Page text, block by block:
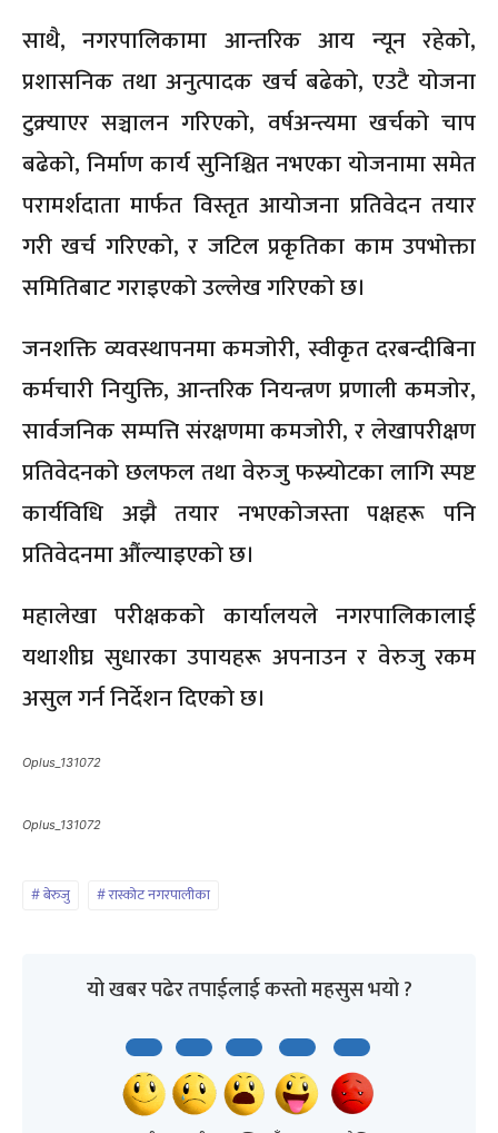
साथै, नगरपालिकामा आन्तरिक आय न्यून रहेको,
प्रशासनिक तथा अनुत्पादक खर्च बढेको, एउटै योजना
टुक्र्याएर सञ्चालन गरिएको, वर्षअन्त्यमा खर्चको चाप
बढेको, निर्माण कार्य सुनिश्चित नभएका योजनामा समेत
परामर्शदाता मार्फत विस्तृत आयोजना प्रतिवेदन तयार
गरी खर्च गरिएको, र जटिल प्रकृतिका काम उपभोक्ता
समितिबाट गराइएको उल्लेख गरिएको छ।
जनशक्ति व्यवस्थापनमा कमजोरी, स्वीकृत दरबन्दीबिना
कर्मचारी नियुक्ति, आन्तरिक नियन्त्रण प्रणाली कमजोर,
सार्वजनिक सम्पत्ति संरक्षणमा कमजोरी, र लेखापरीक्षण
प्रतिवेदनको छलफल तथा वेरुजु फस्र्योटका लागि स्पष्ट
कार्यविधि अझै तयार नभएकोजस्ता पक्षहरू पनि
प्रतिवेदनमा औंल्याइएको छ।
महालेखा परीक्षकको कार्यालयले नगरपालिकालाई
यथाशीघ्र सुधारका उपायहरू अपनाउन र वेरुजु रकम
असुल गर्न निर्देशन दिएको छ।
Oplus_131072
Oplus_131072
बेरुजु रास्कोट नगरपालीका
यो खबर पढेर तपाईलाई कस्तो महसुस भयो ?